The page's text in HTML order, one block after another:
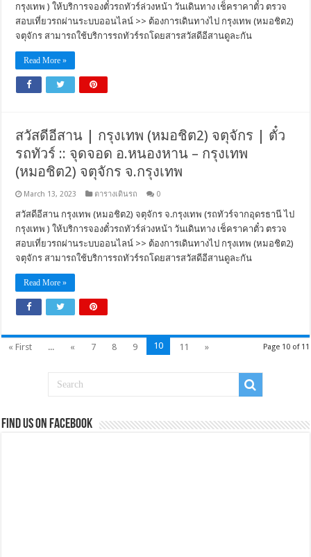
กรุงเทพ ) ให้บริการจองตั๋วรถทัวร์ล่วงหน้า วันเดินทาง เช็คราคาตั๋ว ตรวจ
สอบเที่ยวรถผ่านระบบออนไลน์ >> ต้องการเดินทางไป กรุงเทพ (หมอชิต2)
จตุจักร สามารถใช้บริการรถทัวร์รถโดยสารสวัสดีอีสานดูละกัน
Read More »
สวัสดีอีสาน | กรุงเทพ (หมอชิต2) จตุจักร | ตั๋ว
รถทัวร์ :: จุดจอด อ.หนองหาน – กรุงเทพ
(หมอชิต2) จตุจักร จ.กรุงเทพ
March 13, 2023 ตารางเดินรถ 0
สวัสดีอีสาน กรุงเทพ (หมอชิต2) จตุจักร จ.กรุงเทพ (รถทัวร์จากอุดรธานี ไป
กรุงเทพ ) ให้บริการจองตั๋วรถทัวร์ล่วงหน้า วันเดินทาง เช็คราคาตั๋ว ตรวจ
สอบเที่ยวรถผ่านระบบออนไลน์ >> ต้องการเดินทางไป กรุงเทพ (หมอชิต2)
จตุจักร สามารถใช้บริการรถทัวร์รถโดยสารสวัสดีอีสานดูละกัน
Read More »
Page 10 of 11
« First ... « 7 8 9 10 11 »
Find us on Facebook